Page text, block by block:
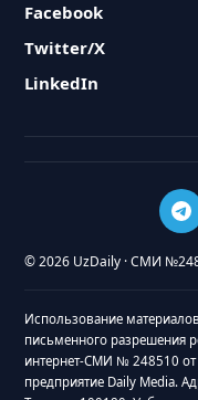
Facebook
Twitter/X
LinkedIn
© 2026 UzDaily · СМИ
Использование
письменного разрешения
интернет-СМИ № 248510 от
предприятие Daily Media.